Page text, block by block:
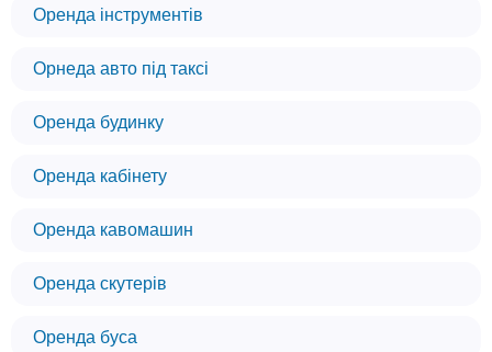
Оренда інструментів
Орнеда авто під таксі
Оренда будинку
Оренда кабінету
Оренда кавомашин
Оренда скутерів
Оренда буса